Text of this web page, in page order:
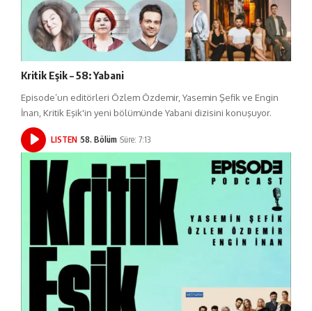
Kritik Eşik – 58: Yabani
Episode’un editörleri Özlem Özdemir, Yasemin Şefik ve Engin
İnan, Kritik Eşik'in yeni bölümünde Yabani dizisini konuşuyor.
LISTEN 58. Bölüm Süre: 7:13